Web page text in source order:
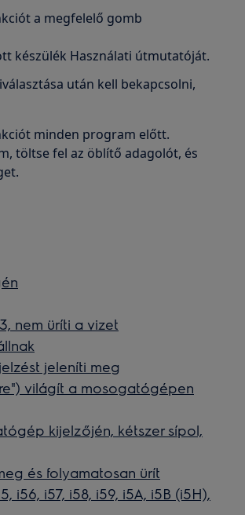
a megfelelő gomb
készülék Használati útmutatóját.
után kell bekapcsolni,
minden program előtt.
töltse fel az öblítő adagolót, és
nem üríti a vizet
jeleníti meg
világít a mosogatógépen
kijelzőjén, kétszer sípol,
és folyamatosan ürít
i56, i57, i58, i59, i5A, i5B (i5H),